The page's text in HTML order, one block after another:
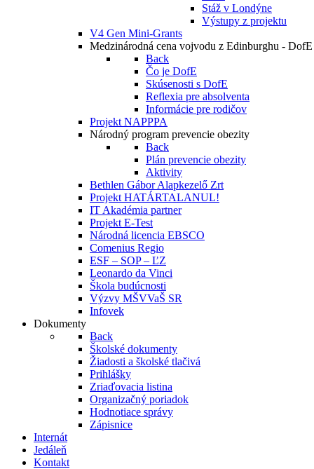
Stáž v Londýne
Výstupy z projektu
V4 Gen Mini-Grants
Medzinárodná cena vojvodu z Edinburghu - DofE
Back
Čo je DofE
Skúsenosti s DofE
Reflexia pre absolventa
Informácie pre rodičov
Projekt NAPPPA
Národný program prevencie obezity
Back
Plán prevencie obezity
Aktivity
Bethlen Gábor Alapkezelő Zrt
Projekt HATÁRTALANUL!
IT Akadémia partner
Projekt E-Test
Národná licencia EBSCO
Comenius Regio
ESF – SOP – ĽZ
Leonardo da Vinci
Škola budúcnosti
Výzvy MŠVVaŠ SR
Infovek
Dokumenty
Back
Školské dokumenty
Žiadosti a školské tlačivá
Prihlášky
Zriaďovacia listina
Organizačný poriadok
Hodnotiace správy
Zápisnice
Internát
Jedáleň
Kontakt